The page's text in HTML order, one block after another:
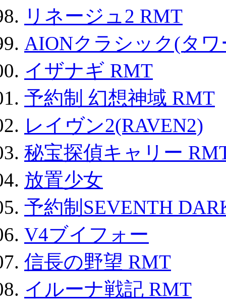
リネージュ2 RMT
AIONクラシック(タ
イザナギ RMT
予約制 幻想神域 RMT
レイヴン2(RAVEN2)
秘宝探偵キャリー
放置少女
予約制SEVENTH
V4ブイフォー
信長の野望 RMT
イルーナ戦記 RMT